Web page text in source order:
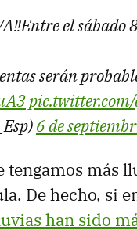
el
serán
6 de
tengamos más
De hecho, si
han sido